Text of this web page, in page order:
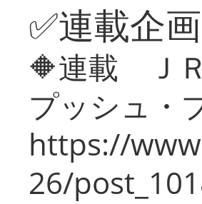
✅連載企画
🔶連載 Ｊ
プッシュ・
https://
26/